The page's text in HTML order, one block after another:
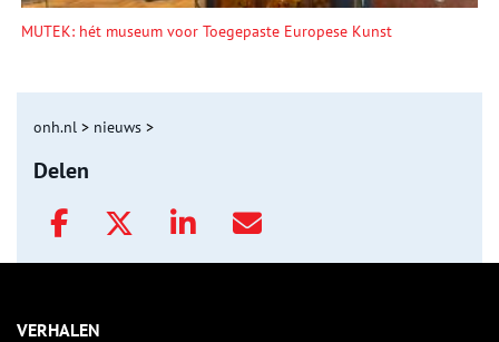
MUTEK: hét museum voor Toegepaste Europese Kunst
onh.nl > nieuws >
Delen
VERHALEN